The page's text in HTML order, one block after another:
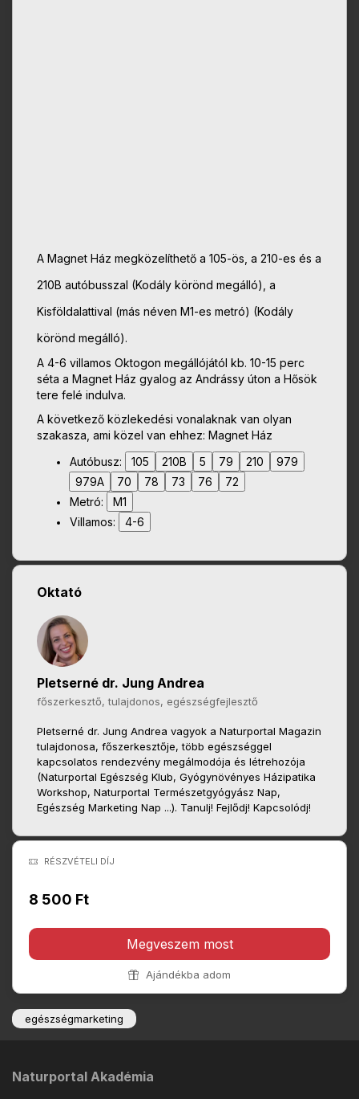
A Magnet Ház megközelíthető a 105-ös, a 210-es és a
210B autóbusszal (Kodály körönd megálló), a
Kisföldalattival (más néven M1-es metró) (Kodály
körönd megálló).
A 4-6 villamos Oktogon megállójától kb. 10-15 perc
séta a Magnet Ház gyalog az Andrássy úton a Hősök
tere felé indulva.
A következő közlekedési vonalaknak van olyan
szakasza, ami közel van ehhez: Magnet Ház
Autóbusz:
105 210B 5 79 210
979
979A
70 78 73 76
72
Metró:
M1
Villamos:
4-6
Oktató
Pletserné dr. Jung Andrea
főszerkesztő, tulajdonos, egészségfejlesztő
Pletserné dr. Jung Andrea vagyok a Naturportal Magazin
tulajdonosa, főszerkesztője, több egészséggel
kapcsolatos rendezvény megálmodója és létrehozója
(Naturportal Egészség Klub, Gyógynövényes Házipatika
Workshop, Naturportal Természetgyógyász Nap,
Egészség Marketing Nap ...). Tanulj! Fejlődj! Kapcsolódj!
RÉSZVÉTELI DÍJ
8 500 Ft
Megveszem most
Ajándékba adom
egészségmarketing
Naturportal Akadémia